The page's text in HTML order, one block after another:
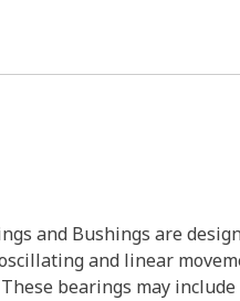
and Bushings are
and linear
bearings may